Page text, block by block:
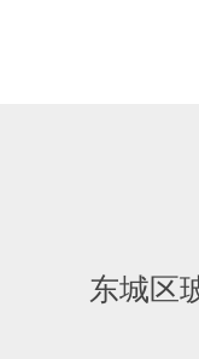
东城区